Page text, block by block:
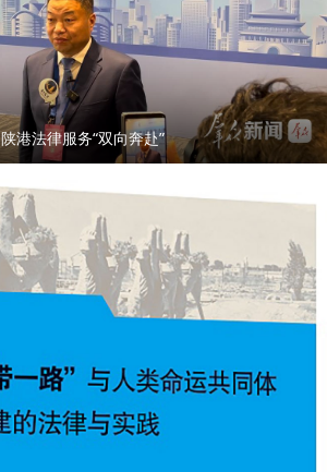
陕港法律服务“双向奔赴”